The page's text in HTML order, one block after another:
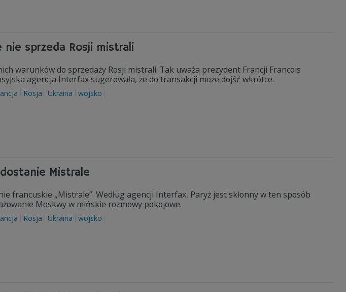
nie sprzeda Rosji mistrali
warunków do sprzedaży Rosji mistrali. Tak uważa prezydent Francji Francois
agencja Interfax sugerowała, że do transakcji może dojść wkrótce.
Rosja Ukraina wojsko
Mistrale
francuskie „Mistrale”. Według agencji Interfax, Paryż jest skłonny w ten sposób
Moskwy w mińskie rozmowy pokojowe.
Rosja Ukraina wojsko